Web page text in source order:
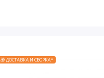
🎁 ДОСТАВКА И СБОРКА*